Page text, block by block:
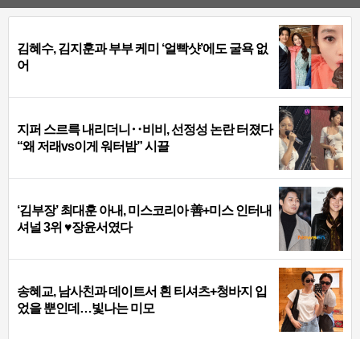
김혜수, 김지훈과 부부 케미 ‘얼빡샷’에도 굴욕 없
어
지퍼 스르륵 내리더니‥비비, 선정성 논란 터졌다
“왜 저래vs이게 워터밤” 시끌
‘김부장’ 최대훈 아내, 미스코리아 善+미스 인터내
셔널 3위 ♥장윤서였다
송혜교, 남사친과 데이트서 흰 티셔츠+청바지 입
었을 뿐인데…빛나는 미모